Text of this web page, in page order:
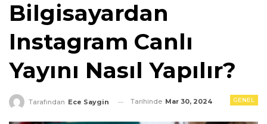
Bilgisayardan
Instagram Canlı
Yayını Nasıl Yapılır?
GENEL
Tarafından Ece Saygin Tarihinde Mar 30, 2024